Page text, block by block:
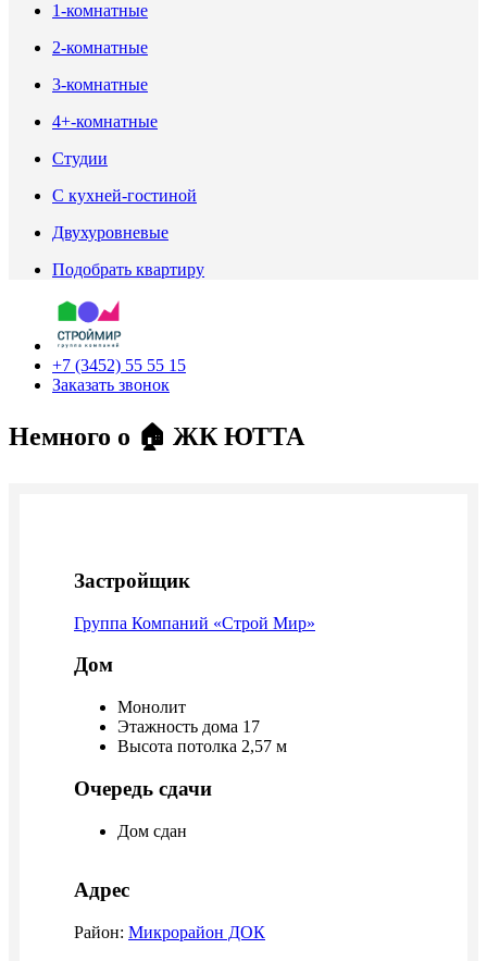
1-комнатные
2-комнатные
3-комнатные
4+-комнатные
Студии
С кухней-гостиной
Двухуровневые
Подобрать квартиру
+7 (3452) 55 55 15
Заказать звонок
Немного о 🏠 ЖК ЮТТА
Застройщик
Группа Компаний «Строй Мир»
Дом
Монолит
Этажность дома 17
Высота потолка 2,57 м
Очередь сдачи
Дом сдан
Адрес
Район: Микрорайон ДОК